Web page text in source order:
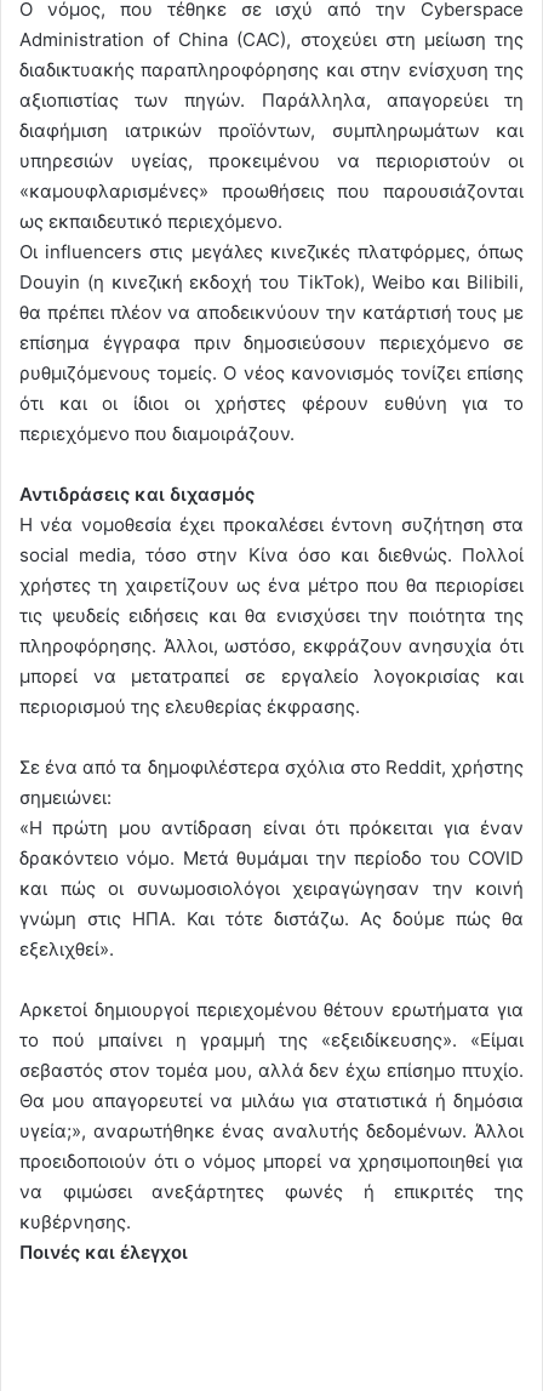
Ο νόμος, που τέθηκε σε ισχύ από την Cyberspace
Administration of China (CAC), στοχεύει στη μείωση της
διαδικτυακής παραπληροφόρησης και στην ενίσχυση της
αξιοπιστίας των πηγών. Παράλληλα, απαγορεύει τη
διαφήμιση ιατρικών προϊόντων, συμπληρωμάτων και
υπηρεσιών υγείας, προκειμένου να περιοριστούν οι
«καμουφλαρισμένες» προωθήσεις που παρουσιάζονται
ως εκπαιδευτικό περιεχόμενο.
Οι influencers στις μεγάλες κινεζικές πλατφόρμες, όπως
Douyin (η κινεζική εκδοχή του TikTok), Weibo και Bilibili,
θα πρέπει πλέον να αποδεικνύουν την κατάρτισή τους με
επίσημα έγγραφα πριν δημοσιεύσουν περιεχόμενο σε
ρυθμιζόμενους τομείς. Ο νέος κανονισμός τονίζει επίσης
ότι και οι ίδιοι οι χρήστες φέρουν ευθύνη για το
περιεχόμενο που διαμοιράζουν.
Αντιδράσεις και διχασμός
Η νέα νομοθεσία έχει προκαλέσει έντονη συζήτηση στα
social media, τόσο στην Κίνα όσο και διεθνώς. Πολλοί
χρήστες τη χαιρετίζουν ως ένα μέτρο που θα περιορίσει
τις ψευδείς ειδήσεις και θα ενισχύσει την ποιότητα της
πληροφόρησης. Άλλοι, ωστόσο, εκφράζουν ανησυχία ότι
μπορεί να μετατραπεί σε εργαλείο λογοκρισίας και
περιορισμού της ελευθερίας έκφρασης.
Σε ένα από τα δημοφιλέστερα σχόλια στο Reddit, χρήστης
σημειώνει:
«Η πρώτη μου αντίδραση είναι ότι πρόκειται για έναν
δρακόντειο νόμο. Μετά θυμάμαι την περίοδο του COVID
και πώς οι συνωμοσιολόγοι χειραγώγησαν την κοινή
γνώμη στις ΗΠΑ. Και τότε διστάζω. Ας δούμε πώς θα
εξελιχθεί».
Αρκετοί δημιουργοί περιεχομένου θέτουν ερωτήματα για
το πού μπαίνει η γραμμή της «εξειδίκευσης». «Είμαι
σεβαστός στον τομέα μου, αλλά δεν έχω επίσημο πτυχίο.
Θα μου απαγορευτεί να μιλάω για στατιστικά ή δημόσια
υγεία;», αναρωτήθηκε ένας αναλυτής δεδομένων. Άλλοι
προειδοποιούν ότι ο νόμος μπορεί να χρησιμοποιηθεί για
να φιμώσει ανεξάρτητες φωνές ή επικριτές της
κυβέρνησης.
Ποινές και έλεγχοι